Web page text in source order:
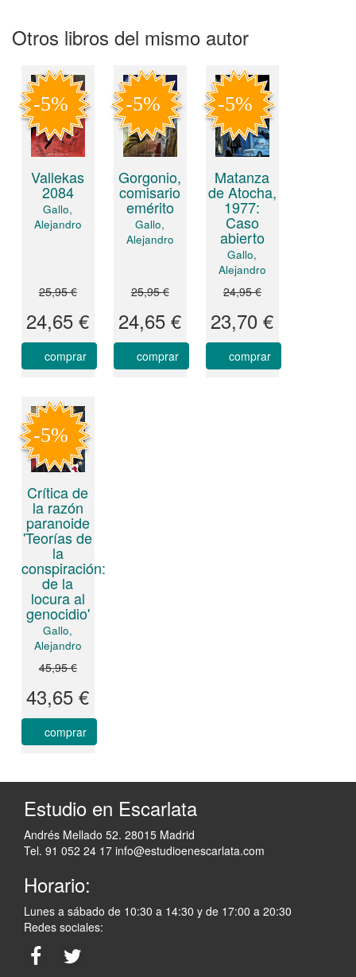
Otros libros del mismo autor
Vallekas
2084
Gallo,
Alejandro
25,95 €
24,65 €
comprar
Gorgonio,
comisario
emérito
Gallo,
Alejandro
25,95 €
24,65 €
comprar
Matanza
de Atocha,
1977:
Caso
abierto
Gallo,
Alejandro
24,95 €
23,70 €
comprar
Crítica de
la razón
paranoide
'Teorías de
la
conspiración:
de la
locura al
genocidio'
Gallo,
Alejandro
45,95 €
43,65 €
comprar
Estudio en Escarlata
Andrés Mellado 52. 28015 Madrid
Tel. 91 052 24 17 info@estudioenescarlata.com
Horario:
Lunes a sábado de 10:30 a 14:30 y de 17:00 a 20:30
Redes sociales: